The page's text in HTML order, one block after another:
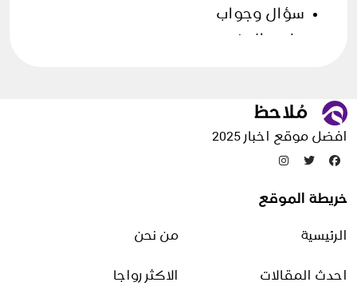
سؤال وجواب
علوم الارض
مقالات منوعة
تدوينات عشوائية
افضل موقع اخبار 2025
خريطة الموقع
الرئيسية من نحن
احدث المقالات الاكثر رواجا